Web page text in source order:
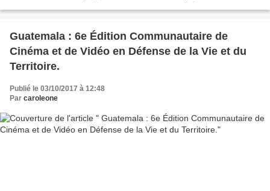
Guatemala : 6e Édition Communautaire de
Cinéma et de Vidéo en Défense de la Vie et du
Territoire.
Publié le 03/10/2017 à 12:48
Par caroleone